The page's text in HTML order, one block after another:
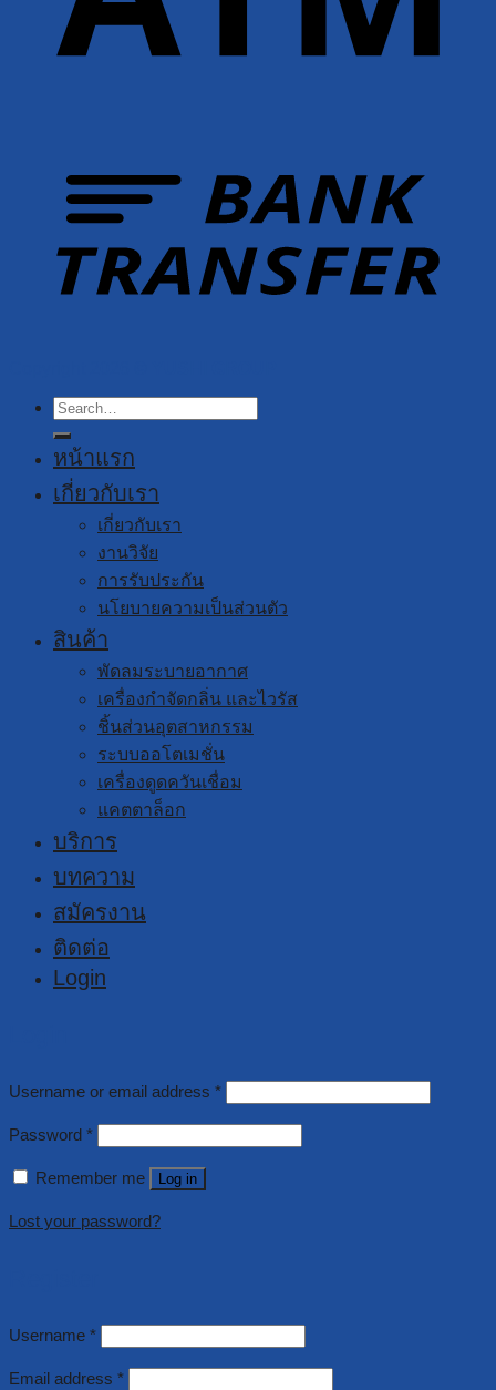
Search
for:
หน้าแรก
เกี่ยวกับเรา
เกี่ยวกับเรา
งานวิจัย
การรับประกัน
นโยบายความเป็นส่วนตัว
สินค้า
พัดลมระบายอากาศ
เครื่องกำจัดกลิ่น และไวรัส
ชิ้นส่วนอุตสาหกรรม
ระบบออโตเมชั่น
เครื่องดูดควันเชื่อม
แคตตาล็อก
บริการ
บทความ
สมัครงาน
ติดต่อ
Login
Username or email address *
Password *
Remember me Log in
Lost your password?
Username *
Email address *